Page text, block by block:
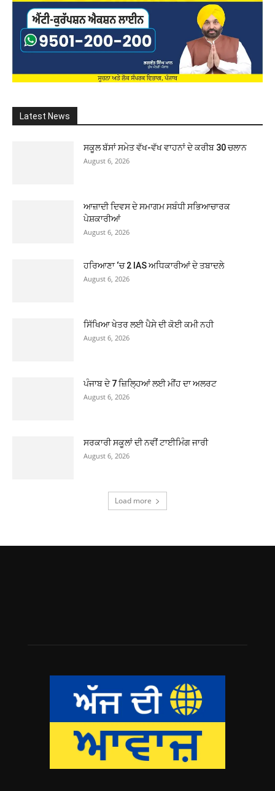
Latest News
ਸਕੂਲ ਬੱਸਾਂ ਸਮੇਤ ਵੱਖ-ਵੱਖ ਵਾਹਨਾਂ ਦੇ ਕਰੀਬ 30 ਚਲਾਨ
August 6, 2026
ਆਜ਼ਾਦੀ ਦਿਵਸ ਦੇ ਸਮਾਗਮ ਸਬੰਧੀ ਸਭਿਆਚਾਰਕ
ਪੇਸ਼ਕਾਰੀਆਂ
August 6, 2026
ਹਰਿਆਣਾ ‘ਚ 2 IAS ਅਧਿਕਾਰੀਆਂ ਦੇ ਤਬਾਦਲੇ
August 6, 2026
ਸਿੱਖਿਆ ਖੇਤਰ ਲਈ ਪੈਸੇ ਦੀ ਕੋਈ ਕਮੀ ਨਹੀ
August 6, 2026
ਪੰਜਾਬ ਦੇ 7 ਜ਼ਿਲ੍ਹਿਆਂ ਲਈ ਮੀਂਹ ਦਾ ਅਲਰਟ
August 6, 2026
ਸਰਕਾਰੀ ਸਕੂਲਾਂ ਦੀ ਨਵੀਂ ਟਾਈਮਿੰਗ ਜਾਰੀ
August 6, 2026
Load more